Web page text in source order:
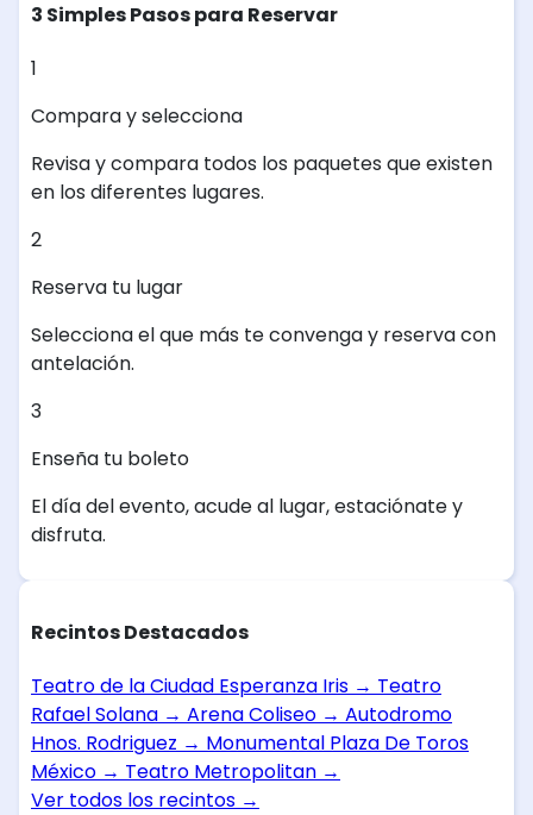
3 Simples Pasos para Reservar
1
Compara y selecciona
Revisa y compara todos los paquetes que existen
en los diferentes lugares.
2
Reserva tu lugar
Selecciona el que más te convenga y reserva con
antelación.
3
Enseña tu boleto
El día del evento, acude al lugar, estaciónate y
disfruta.
Recintos Destacados
Teatro de la Ciudad Esperanza Iris → Teatro
Rafael Solana → Arena Coliseo → Autodromo
Hnos. Rodriguez → Monumental Plaza De Toros
México → Teatro Metropolitan →
Ver todos los recintos →